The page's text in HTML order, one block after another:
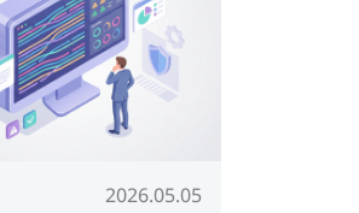
2026.05.05